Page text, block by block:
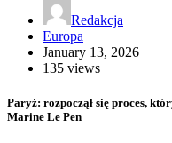
Redakcja
Europa
January 13, 2026
135 views
Paryż: rozpoczął się proces,
Marine Le Pen